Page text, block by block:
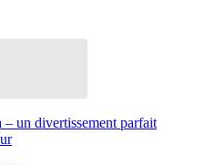
un divertissement parfait